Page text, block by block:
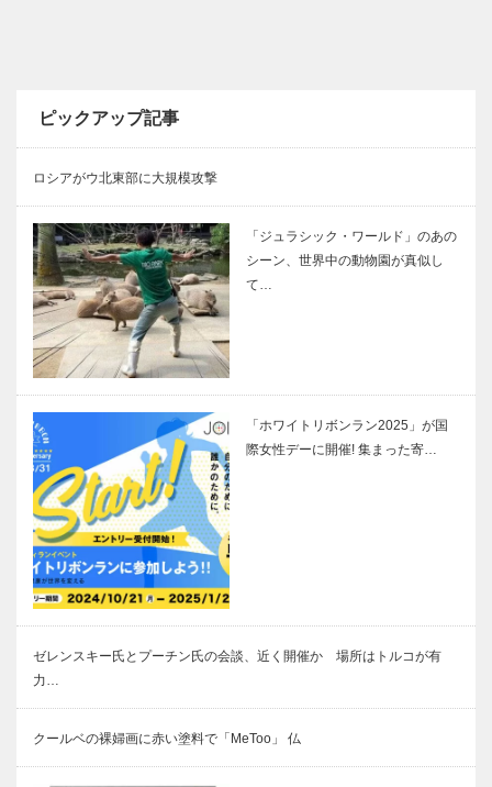
ピックアップ記事
ロシアがウ北東部に大規模攻撃
「ジュラシック・ワールド」のあの
シーン、世界中の動物園が真似し
て…
「ホワイトリボンラン2025」が国
際女性デーに開催! 集まった寄…
ゼレンスキー氏とプーチン氏の会談、近く開催か 場所はトルコが有
力…
クールベの裸婦画に赤い塗料で「MeToo」 仏